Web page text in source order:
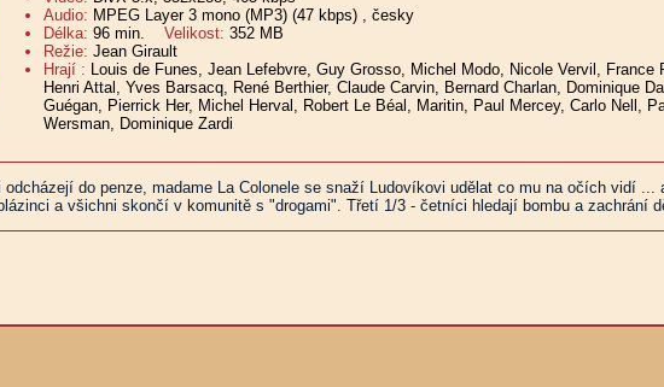
Audio: MPEG Layer 3 mono (MP3) (47 kbps) , česky
Délka: 96 min. Velikost: 352 MB
Režie: Jean Girault
Hrají : Louis de Funes, Jean Lefebvre, Guy Grosso, Michel Modo, Nicole Vervil,
Henri Attal, Yves Barsacq, René Berthier, Claude Carvin, Bernard Charlan, Dominique
Guégan, Pierrick Her, Michel Herval, Robert Le Béal, Maritin, Paul Mercey, Carlo Nell,
Wersman, Dominique Zardi
do penze, madame La Colonele se snaží Ludovíkovi udělat co mu na očích vidí
a všichni skončí v komunitě s "drogami". Třetí 1/3 - četníci hledají bombu a zachrání